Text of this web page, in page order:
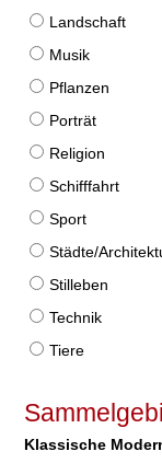
Landschaft
Musik
Pflanzen
Porträt
Religion
Schifffahrt
Sport
Städte/
Stilleben
Technik
Tiere
Klassische